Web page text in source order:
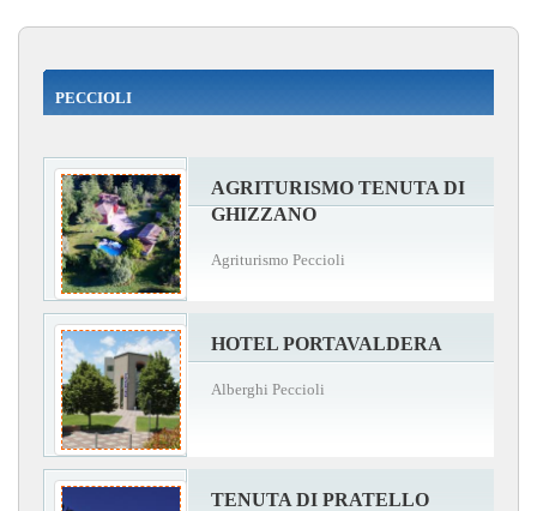
PECCIOLI
AGRITURISMO TENUTA DI
GHIZZANO
Agriturismo Peccioli
HOTEL PORTAVALDERA
Alberghi Peccioli
TENUTA DI PRATELLO